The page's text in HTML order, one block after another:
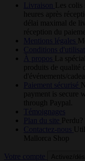
Livraison
Les colis
heures après
délai maximal de
réception du
Mentions légales
Conditions
À propos La
produits de qualité
d'événements/
Paiement sécurisé
payment is secure
through Paypal.
Témoignages
Plan du site
Contactez-nous
Mallorca Shop
Votre compte